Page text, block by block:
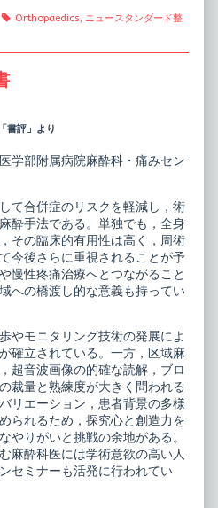
Tags
Orthopaedics, ニュースタンダード整
書評」より
学部附属病院麻酔科・痛みセン
て合併症のリスクを軽減し，術
酔手法である。単独でも，全身
その臨床的有用性は高く，周術
今後さらに重視されることが予
慢性疼痛治療へとつながること
への橋渡し的な意義も持ってい
やモニタリング技術の発展によ
確立されている。一方，区域麻
超音波画像の的確な読解，ブロ
裁量と熟練度が大きく問われる
リエーション，患者背景の多様
られるため，探究心と創造力を
やりがいと挑戦の余地がある。
麻酔科医には学術意欲の高い人
セミナーも活発に行われてい